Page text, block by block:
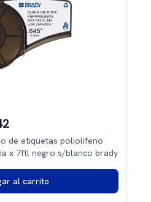
de etiquetas poliolifeno
x 7ftl negro s/blanco brady
al carrito